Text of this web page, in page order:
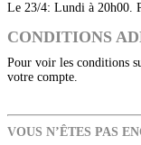
Le 23/4: Lundi à 20h00.
CONDITIONS
Pour voir les conditions
votre compte.
VOUS N’ÊTES PAS